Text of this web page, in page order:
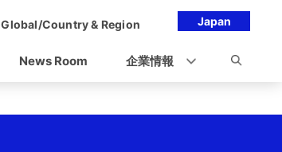
Japan
Global/Country & Region
News Room 企業情報